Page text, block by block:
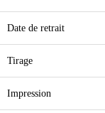
Date de retrait
Tirage
Impression